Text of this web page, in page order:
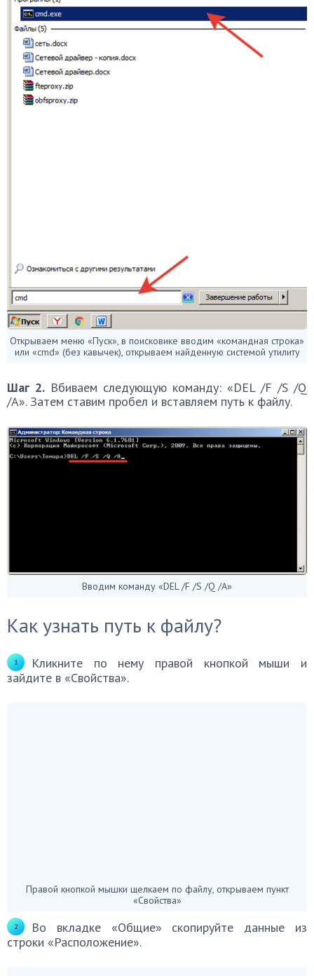
Открываем меню «Пуск», в поисковике вводим «командная строка»
или «cmd» (без кавычек), открываем найденную системой утилиту
Шаг 2. Вбиваем следующую команду: «DEL /F /S /Q
/A». Затем ставим пробел и вставляем путь к файлу.
Вводим команду «DEL /F /S /Q /A»
Как узнать путь к файлу?
Кликните по нему правой кнопкой мыши и
зайдите в «Свойства».
Правой кнопкой мышки щелкаем по файлу, открываем пункт
«Свойства»
Во вкладке «Общие» скопируйте данные из
строки «Расположение».